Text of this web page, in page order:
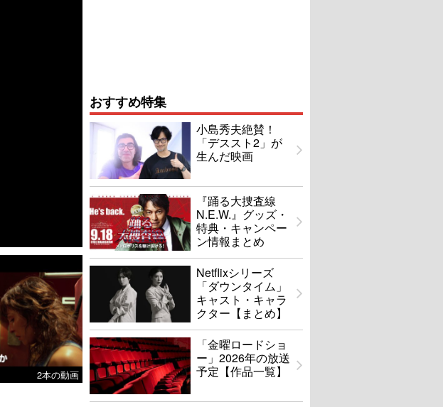
2本の動画
おすすめ特集
小島秀夫絶賛！
「デススト2」が
生んだ映画
『踊る大捜査線
N.E.W.』グッズ・
特典・キャンペー
ン情報まとめ
Netflixシリーズ
「ダウンタイム」
キャスト・キャラ
クター【まとめ】
「金曜ロードショ
ー」2026年の放送
予定【作品一覧】